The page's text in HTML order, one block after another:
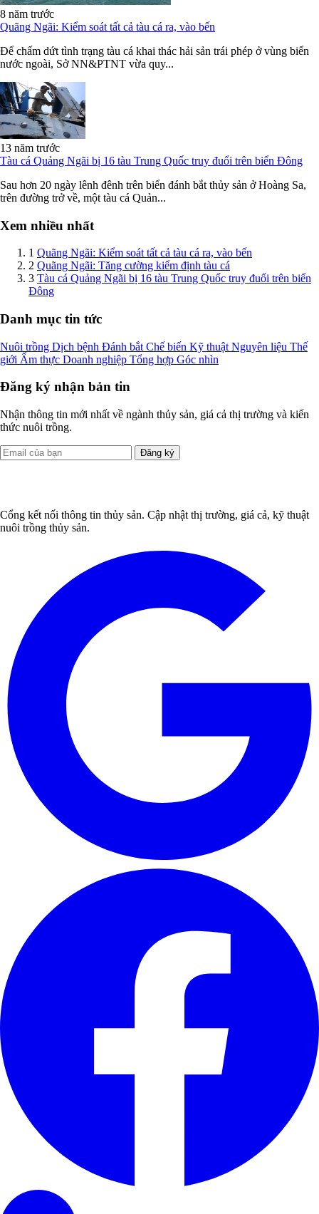
8 năm trước
Quãng Ngãi: Kiểm soát tất cả tàu cá ra, vào bến
Để chấm dứt tình trạng tàu cá khai thác hải sản trái phép ở vùng biển
nước ngoài, Sở NN&PTNT vừa quy...
13 năm trước
Tàu cá Quảng Ngãi bị 16 tàu Trung Quốc truy đuổi trên biển Đông
Sau hơn 20 ngày lênh đênh trên biển đánh bắt thủy sản ở Hoàng Sa,
trên đường trở về, một tàu cá Quản...
Xem nhiều nhất
1 Quãng Ngãi: Kiểm soát tất cả tàu cá ra, vào bến
2 Quãng Ngãi: Tăng cường kiểm định tàu cá
3 Tàu cá Quảng Ngãi bị 16 tàu Trung Quốc truy đuổi trên biển
Đông
Danh mục tin tức
Nuôi trồng Dịch bệnh Đánh bắt Chế biến Kỹ thuật Nguyên liệu Thế
giới Ẩm thực Doanh nghiệp Tổng hợp Góc nhìn
Đăng ký nhận bản tin
Nhận thông tin mới nhất về ngành thủy sản, giá cả thị trường và kiến
thức nuôi trồng.
Đăng ký
Cổng kết nối thông tin thủy sản. Cập nhật thị trường, giá cả, kỹ thuật
nuôi trồng thủy sản.